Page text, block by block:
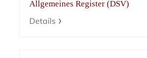
Allgemeines Register (DSV)
Details